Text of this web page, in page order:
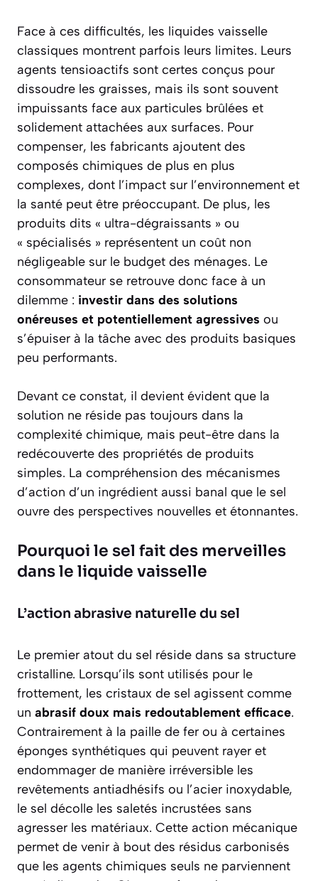
Face à ces difficultés, les liquides vaisselle
classiques montrent parfois leurs limites. Leurs
agents tensioactifs sont certes conçus pour
dissoudre les graisses, mais ils sont souvent
impuissants face aux particules brûlées et
solidement attachées aux surfaces. Pour
compenser, les fabricants ajoutent des
composés chimiques de plus en plus
complexes, dont l’impact sur l’environnement et
la santé peut être préoccupant. De plus, les
produits dits « ultra-dégraissants » ou
« spécialisés » représentent un coût non
négligeable sur le budget des ménages. Le
consommateur se retrouve donc face à un
dilemme : investir dans des solutions
onéreuses et potentiellement agressives ou
s’épuiser à la tâche avec des produits basiques
peu performants.
Devant ce constat, il devient évident que la
solution ne réside pas toujours dans la
complexité chimique, mais peut-être dans la
redécouverte des propriétés de produits
simples. La compréhension des mécanismes
d’action d’un ingrédient aussi banal que le sel
ouvre des perspectives nouvelles et étonnantes.
Pourquoi le sel fait des merveilles
dans le liquide vaisselle
L’action abrasive naturelle du sel
Le premier atout du sel réside dans sa structure
cristalline. Lorsqu’ils sont utilisés pour le
frottement, les cristaux de sel agissent comme
un abrasif doux mais redoutablement efficace.
Contrairement à la paille de fer ou à certaines
éponges synthétiques qui peuvent rayer et
endommager de manière irréversible les
revêtements antiadhésifs ou l’acier inoxydable,
le sel décolle les saletés incrustées sans
agresser les matériaux. Cette action mécanique
permet de venir à bout des résidus carbonisés
que les agents chimiques seuls ne parviennent